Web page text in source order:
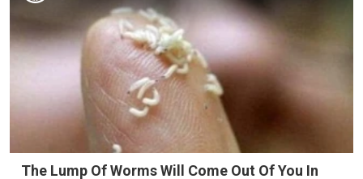
The Lump Of Worms Will Come Out Of You In